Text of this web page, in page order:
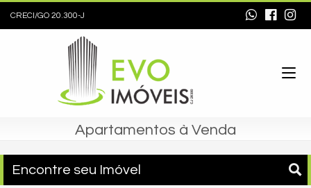
CRECI/GO 20.300-J
Apartamentos à Venda
Encontre seu Imóvel